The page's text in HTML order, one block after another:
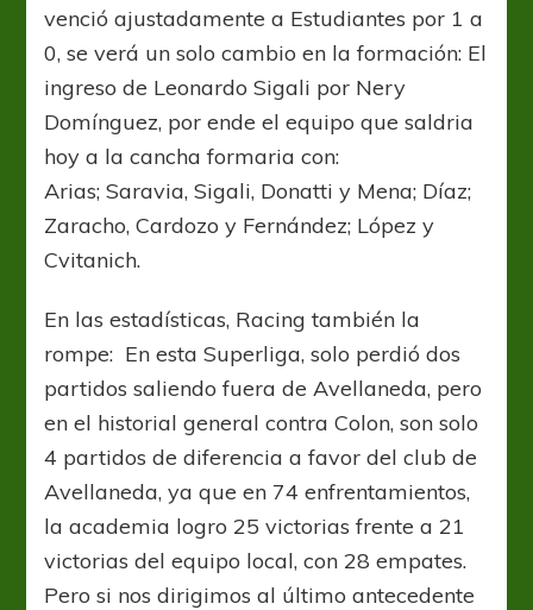
venció ajustadamente a Estudiantes por 1 a
0, se verá un solo cambio en la formación: El
ingreso de Leonardo Sigali por Nery
Domínguez, por ende el equipo que saldria
hoy a la cancha formaria con:
Arias; Saravia, Sigali, Donatti y Mena; Díaz;
Zaracho, Cardozo y Fernández; López y
Cvitanich.
En las estadísticas, Racing también la
rompe: En esta Superliga, solo perdió dos
partidos saliendo fuera de Avellaneda, pero
en el historial general contra Colon, son solo
4 partidos de diferencia a favor del club de
Avellaneda, ya que en 74 enfrentamientos,
la academia logro 25 victorias frente a 21
victorias del equipo local, con 28 empates.
Pero si nos dirigimos al último antecedente